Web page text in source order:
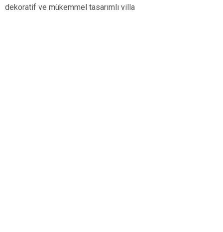
dekoratif ve mükemmel tasarımlı villa